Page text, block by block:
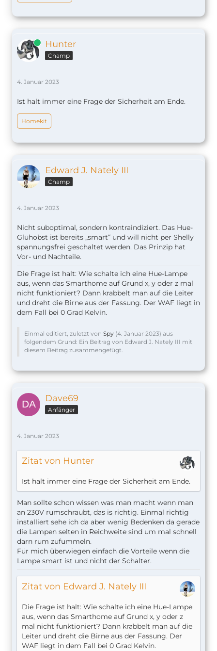
Online Hunter
Champ
4. Januar 2023
Ist halt immer eine Frage der Sicherheit am Ende.
Homekit
Edward J. Nately III
Champ
4. Januar 2023
Nicht suboptimal, sondern kontraindiziert. Das Hue-
Glühobst ist bereits „smart“ und will nicht per Shelly
spannungsfrei geschaltet werden. Das Prinzip hat
Vor- und Nachteile.
Die Frage ist halt: Wie schalte ich eine Hue-Lampe
aus, wenn das Smarthome auf Grund x, y oder z mal
nicht funktioniert? Dann krabbelt man auf die Leiter
und dreht die Birne aus der Fassung. Der WAF liegt in
dem Fall bei 0 Grad Kelvin.
Einmal editiert, zuletzt von Spy (4. Januar 2023) aus
folgendem Grund: Ein Beitrag von Edward J. Nately III mit
diesem Beitrag zusammengefügt.
Dave69
Anfänger
4. Januar 2023
Zitat von Hunter
Ist halt immer eine Frage der Sicherheit am Ende.
Man sollte schon wissen was man macht wenn man
an 230V rumschraubt, das is richtig. Einmal richtig
installiert sehe ich da aber wenig Bedenken da gerade
die Lampen selten in Reichweite sind um mal schnell
darn rum zufummeln.
Für mich überwiegen einfach die Vorteile wenn die
Lampe smart ist und nicht der Schalter.
Zitat von Edward J. Nately III
Die Frage ist halt: Wie schalte ich eine Hue-Lampe
aus, wenn das Smarthome auf Grund x, y oder z
mal nicht funktioniert? Dann krabbelt man auf die
Leiter und dreht die Birne aus der Fassung. Der
WAF liegt in dem Fall bei 0 Grad Kelvin.